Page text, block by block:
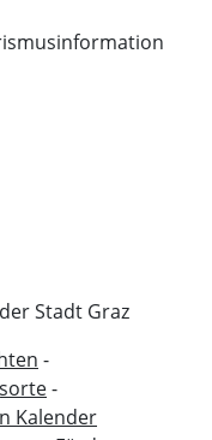
Stadt Graz
-
-
Kalender